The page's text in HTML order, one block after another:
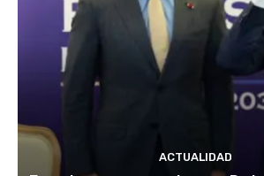
ACTUALIDAD